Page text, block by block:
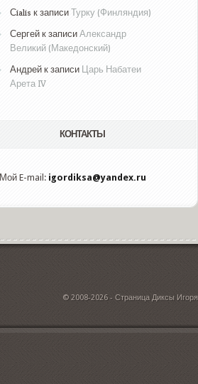
Сialis к записиТурку (Финляндия)
Сергей к записиАлександр
Великий (Македонский)
Андрей к записи Царь Набатеи
Арета IV
КОНТАКТЫ
Мой E-mail: igordiksa@yandex.ru
© 2008-2026 - Страница Диксы Игоря